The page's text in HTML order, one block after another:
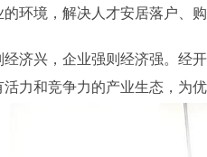
环境，解决人才安居落户、
济兴，企业强则经济强。经
力和竞争力的产业生态，为